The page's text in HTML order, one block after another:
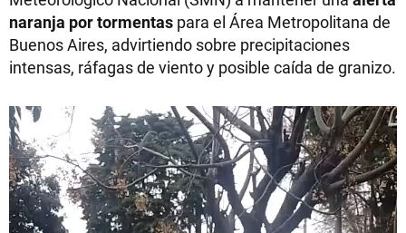
naranja por tormentas para el Área Metropolitana de
Buenos Aires, advirtiendo sobre precipitaciones
intensas, ráfagas de viento y posible caída de granizo.